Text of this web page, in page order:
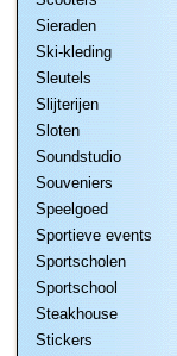
Sieraden
Ski-kleding
Sleutels
Slijterijen
Sloten
Soundstudio
Souveniers
Speelgoed
Sportieve events
Sportscholen
Sportschool
Steakhouse
Stickers